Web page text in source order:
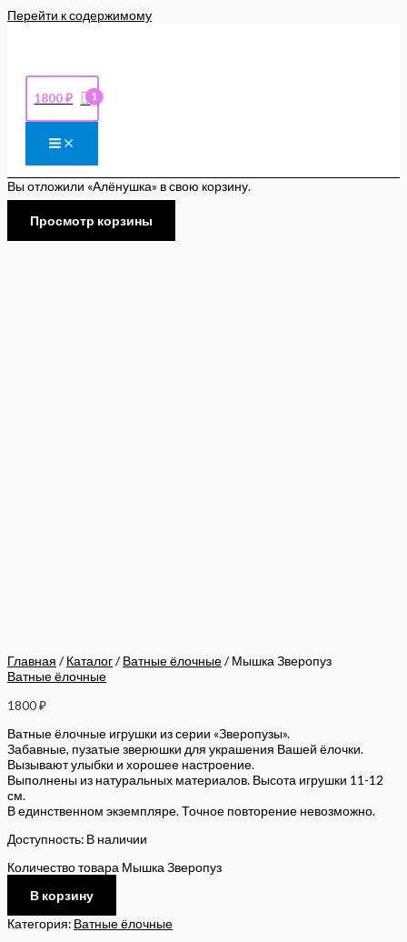
Перейти к содержимому
1800₽
Вы отложили «Алёнушка» в свою корзину.
Просмотр корзины
Главная / Каталог/ Ватные ёлочные/ Мышка Зверопуз
Ватные ёлочные
1800₽
Ватные ёлочные игрушки из серии «Зверопузы».
Забавные, пузатые зверюшки для украшения Вашей ёлочки.
Вызывают улыбки и хорошее настроение.
Выполнены из натуральных материалов. Высота игрушки 11-12
см.
В единственном экземпляре. Точное повторение невозможно.
Доступность: В наличии
Количество товара Мышка Зверопуз
В корзину
Категория: Ватные ёлочные